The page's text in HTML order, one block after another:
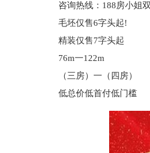
咨询热线：188房小姐
毛坯仅售6字头起!
精装仅售7字头起
76m一122m
（三房）一（四房）
低总价低首付低门槛